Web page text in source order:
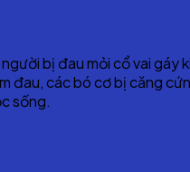
bị đau mỏi cổ vai
các bó cơ bị căng
sống.